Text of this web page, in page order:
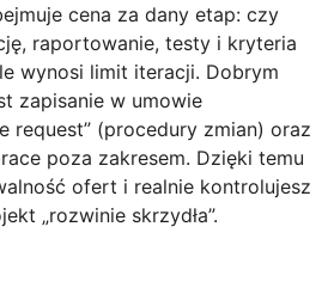
cena za dany etap: czy
raportowanie, testy i kryteria
wynosi limit iteracji. Dobrym
zapisanie w umowie
request” (procedury zmian) oraz
poza zakresem. Dzięki temu
ofert i realnie kontrolujesz
„rozwinie skrzydła”.